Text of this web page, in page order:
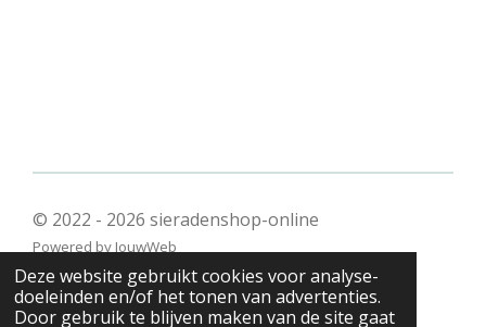
Deze website gebruikt cookies voor analyse-
doeleinden en/of het tonen van advertenties.
Door gebruik te blijven maken van de site gaat
© 2022 - 2026 sieradenshop-online
Powered by JouwWeb